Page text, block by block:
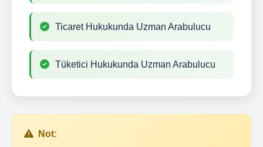
Ticaret Hukukunda Uzman Arabulucu
Tüketici Hukukunda Uzman Arabulucu
Not: